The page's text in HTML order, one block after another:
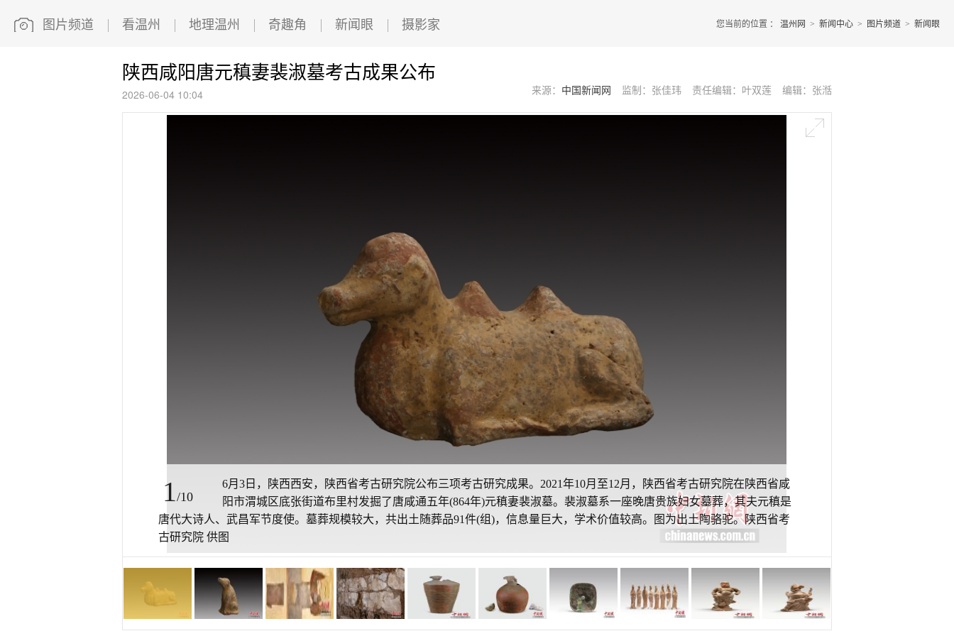
图片频道 看温州 地理温州 奇趣角 新闻眼 摄影家 您当前的位置 ： 温州网 > 新闻中心 > 图片频道 > 新闻眼
陕西咸阳唐元稹妻裴淑墓考古成果公布
2026-06-04 10:04 来源： 中国新闻网 监制：张佳玮 责任编辑：叶双莲 编辑：张湉
1/10
6月3日，陕西西安，陕西省考古研究院公布三项考古研究成果。2021年10月至12月，陕西省考古研究院在陕西省咸
阳市渭城区底张街道布里村发掘了唐咸通五年(864年)元稹妻裴淑墓。裴淑墓系一座晚唐贵族妇女墓葬，其夫元稹是
唐代大诗人、武昌军节度使。墓葬规模较大，共出土随葬品91件(组)，信息量巨大，学术价值较高。图为出土陶骆驼。陕西省考
古研究院 供图